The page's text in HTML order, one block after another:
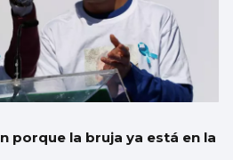
porque la bruja ya está en la